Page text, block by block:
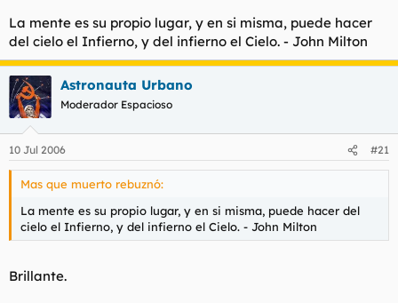
La mente es su propio lugar, y en si misma, puede hacer
del cielo el Infierno, y del infierno el Cielo. - John Milton
Astronauta Urbano
Moderador Espacioso
10 Jul 2006 #21
Mas que muerto rebuznó:
La mente es su propio lugar, y en si misma, puede hacer del
cielo el Infierno, y del infierno el Cielo. - John Milton
Brillante.